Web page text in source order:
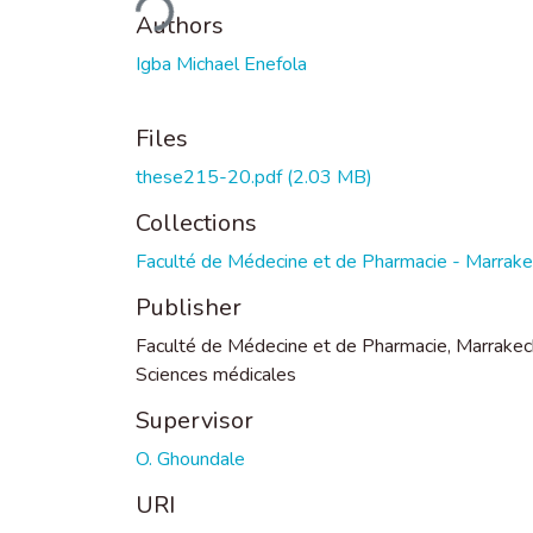
Authors
Igba Michael Enefola
Files
these215-20.pdf(2.03 MB)
Collections
Faculté de Médecine et de Pharmacie -
Publisher
Faculté de Médecine et de Pharmacie,
Sciences médicales
Supervisor
O. Ghoundale
URI